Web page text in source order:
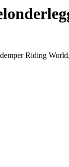
Riding